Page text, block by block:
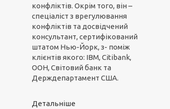
конфліктів. Окрім того, він –
спеціаліст з врегулювання
конфліктів та досвідчений
консультант, сертифікований
штатом Нью-Йорк, з- поміж
клієнтів якого: IBM, Citibank,
ООН, Світовий банк та
Держдепартамент США.
Детальніше